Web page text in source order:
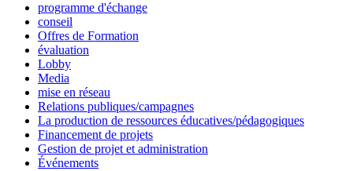
programme d'échange
conseil
Offres de Formation
évaluation
Lobby
Media
mise en réseau
Relations publiques/campagnes
La production de ressources éducatives/pédagogiques
Financement de projets
Gestion de projet et administration
Événements